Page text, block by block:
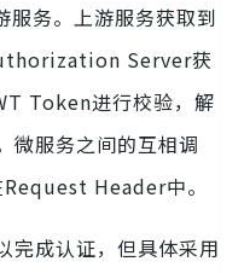
务。上游服务获取到
Server获
Token进行校验，解
微服务之间的互相调
Header中。
完成认证，但具体采用